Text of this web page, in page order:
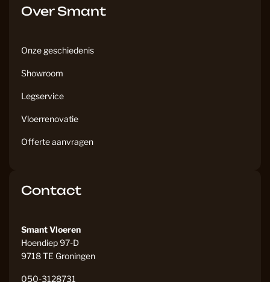
Over Smant
Onze geschiedenis
Showroom
Legservice
Vloerrenovatie
Offerte aanvragen
Contact
Smant Vloeren
Hoendiep 97-D
9718 TE Groningen
050-3128731